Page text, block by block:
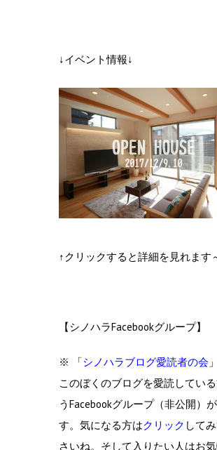
↓イベント情報↓
↑クリックすると詳細を見れます
【シノハラFacebookグループ】
※ 「シノハラブログ愛読者の会
このぼくのブログを愛読してい
うFacebookグループ（非公開）
す。気になる方はクリック して
さいね。そして入りたい人はお